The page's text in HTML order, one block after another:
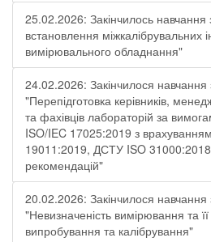
25.02.2026: Закінчилось навчання
встановлення міжкалібрувальних
вимірювального обладнання"
24.02.2026: Закінчилося навчання
"Перепідготовка керівників,
та фахівців лабораторій за
ISO/IEC 17025:2019 з
19011:2019, ДСТУ ISO
рекомендацій"
20.02.2026: Закінчилося навчання
"Невизначеність вимірювання та
випробування та калібрування"